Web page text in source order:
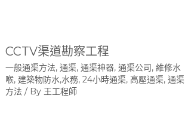
CCTV渠道勘察工程
一般通渠方法, 通渠, 通渠神器, 通渠公司, 維修水
喉, 建築物防水,水務, 24小時通渠, 高壓通渠, 通渠
方法 / By 王工程師